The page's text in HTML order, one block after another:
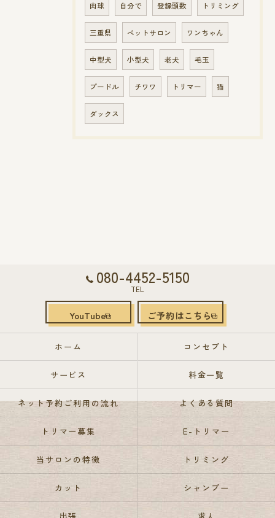
肉球 自分で 登録頭数 トリミング
三重県 ペットサロン ワンちゃん
中型犬 小型犬 老犬 毛玉
プードル チワワ トリマー 猫
ダックス
080-4452-5150
TEL
YouTube ご予約はこちら
ホーム コンセプト
サービス 料金一覧
ネット予約ご利用の流れ よくある質問
トリマー募集 E-トリマー
当サロンの特徴 トリミング
カット シャンプー